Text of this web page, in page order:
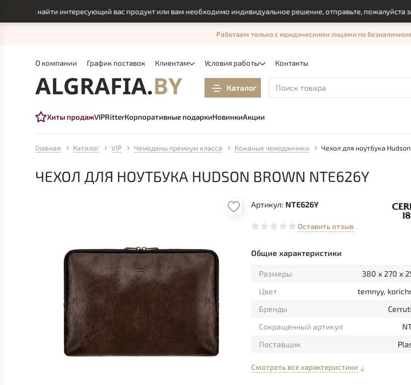
найти интересующий вас продукт или вам необходимо индивидуальное решение, отправьте, пожалуйста
О компании График поставок Клиентам Условия работы Контакты
Работаем только с юридическими лицами по
Каталог
Хиты продажVIPRitterКорпоративные подаркиНовинкиАкции
Главная Каталог VIP Чемоданы премиум класса Кожаные чемоданчики Чехол для ноутбука
ЧЕХОЛ ДЛЯ НОУТБУКА HUDSON BROWN NTE626Y
Артикул: NTE626Y
Оставить отзыв
Общие характеристики
Размеры
380 x 270 x
Цвет
temnyy,
Бренды
Сокращенный артикул
Поставщик
Смотреть все характеристики